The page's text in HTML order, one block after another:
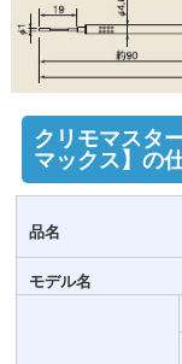
クリモマスタ
マックス】の
品名
モデル名